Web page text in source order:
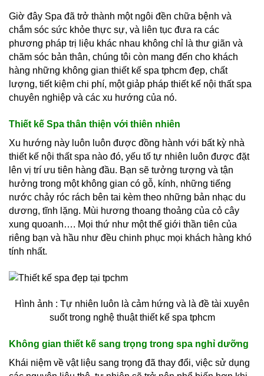
Giờ đây Spa đã trở thành một ngôi đền chữa bệnh và
chắm sóc sức khỏe thực sự, và liên tục đưa ra các
phương pháp trị liệu khác nhau không chỉ là thư giãn và
chăm sóc bản thân, chúng tôi còn mang đến cho khách
hàng những không gian thiết kế spa tphcm đẹp, chất
lượng, tiết kiệm chi phí, một giảp pháp thiết kế nội thất spa
chuyên nghiệp và các xu hướng của nó.
Thiết kế Spa thân thiện với thiên nhiên
Xu hướng này luôn luôn được đồng hành với bất kỳ nhà
thiết kế nội thất spa nào đó, yếu tố tự nhiên luôn được đặt
lên vị trí ưu tiên hàng đầu. Bạn sẽ tưởng tượng và tận
hưởng trong một không gian có gỗ, kính, những tiếng
nước chảy róc rách bên tai kèm theo những bản nhạc du
dương, tĩnh lặng. Mùi hương thoang thoảng của cỏ cây
xung quoanh…. Mọi thứ như một thế giới thần tiên của
riêng bạn và hầu như đều chinh phục mọi khách hàng khó
tính nhất.
Hình ảnh : Tự nhiên luôn là cảm hứng và là đề tài xuyên
suốt trong nghệ thuật thiết kế spa tphcm
Không gian thiết kế sang trọng trong spa nghỉ dưỡng
Khái niệm về vật liệu sang trọng đã thay đổi, việc sử dụng